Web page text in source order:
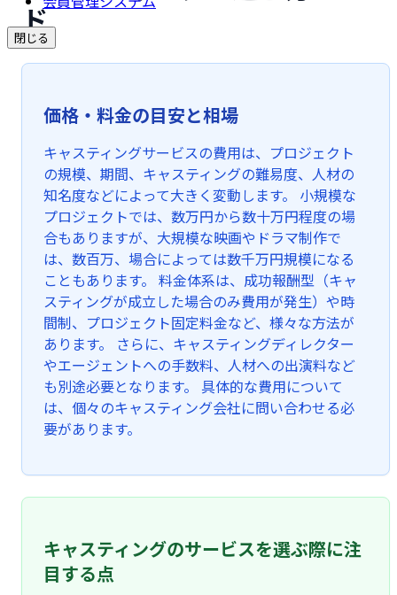
閉じる
ド
価格・料金の目安と相場
キャスティングサービスの費用は、プロジェクト
の規模、期間、キャスティングの難易度、人材の
知名度などによって大きく変動します。 小規模な
プロジェクトでは、数万円から数十万円程度の場
合もありますが、大規模な映画やドラマ制作で
は、数百万、場合によっては数千万円規模になる
こともあります。 料金体系は、成功報酬型（キャ
スティングが成立した場合のみ費用が発生）や時
間制、プロジェクト固定料金など、様々な方法が
あります。 さらに、キャスティングディレクター
やエージェントへの手数料、人材への出演料など
も別途必要となります。 具体的な費用について
は、個々のキャスティング会社に問い合わせる必
要があります。
キャスティングのサービスを選ぶ際に注
目する点